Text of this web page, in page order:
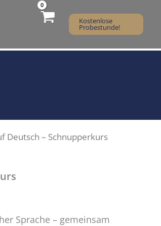
Kostenlose
Probestunde!
Deutsch – Schnupperkurs
Sprache – gemeinsam